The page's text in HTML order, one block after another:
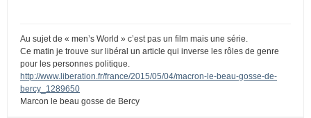
Au sujet de « men’s World » c’est pas un film mais une série.
Ce matin je trouve sur libéral un article qui inverse les rôles de genre
pour les personnes politique.
http://www.liberation.fr/france/2015/05/04/macron-le-beau-gosse-de-
bercy_1289650
Marcon le beau gosse de Bercy